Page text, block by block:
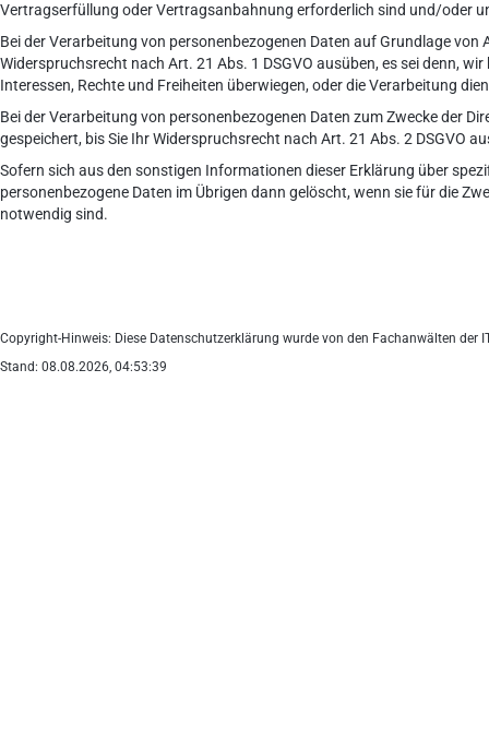
Vertragserfüllung oder Vertragsanbahnung erforderlich sind und/oder
Bei der Verarbeitung von personenbezogenen Daten auf Grundlage von
Widerspruchsrecht nach Art. 21 Abs. 1 DSGVO ausüben, es sei denn,
Interessen, Rechte und Freiheiten überwiegen, oder die Verarbeitung
Bei der Verarbeitung von personenbezogenen Daten zum Zwecke der
gespeichert, bis Sie Ihr Widerspruchsrecht nach Art. 21 Abs. 2 DSGVO
Sofern sich aus den sonstigen Informationen dieser Erklärung über
personenbezogene Daten im Übrigen dann gelöscht, wenn sie für die
notwendig sind.
Copyright-Hinweis: Diese Datenschutzerklärung wurde von den Fachanwälten der
Stand: 08.08.2026, 04:53:39